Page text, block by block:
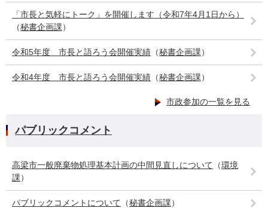
「市長と気軽にトーク」を開催します（令和7年4月1日から）
（秘書企画課）
令和5年度 市長と語ろう会開催実績 （秘書企画課）
令和4年度 市長と語ろう会開催実績 （秘書企画課）
市政参加の一覧を見る
パブリックコメント
高梁市一般廃棄物処理基本計画の中間見直しについて （環境
課）
パブリックコメントについて （秘書企画課）